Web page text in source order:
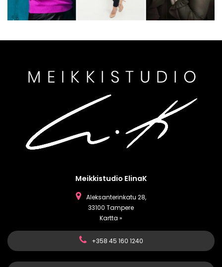
Meikkistudio ElinaK
Aleksanterinkatu 28,
33100 Tampere
Kartta »
+358 45 160 1240